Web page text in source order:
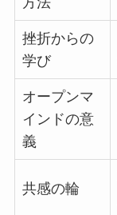
挫折からの
学び
オープンマ
インドの意
義
共感の輪